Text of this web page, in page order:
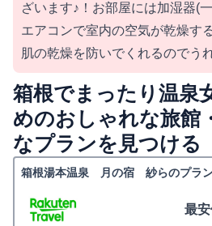
ざいます♪！お部屋には加湿器(
エアコンで室内の空気が乾燥す
肌の乾燥を防いでくれるのでう
箱根でまったり温泉
めのおしゃれな旅館
なプランを見つける
箱根湯本温泉 月の宿 紗らのプラ
最